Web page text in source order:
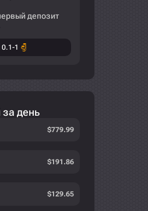
депозит
0.1-1
день
$779.99
$191.86
$129.65